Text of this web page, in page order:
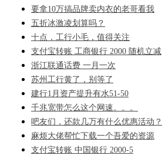
要拿10万搞品牌卖内衣的老哥看我
五折冰激凌划算吗？
十点，工行小毛，值得关注
支付宝转账 工商银行 2000 随机立减
浙江联通话费 一月一次
苏州工行黄了，别等了
建行1月资产提升有水51-50
千兆宽带怎么这个网速。。。
吧友们，还款几万有什么优惠活动？
麻烦大佬帮忙下载一个吾爱的资源
支付宝转账 中国银行 2000-5